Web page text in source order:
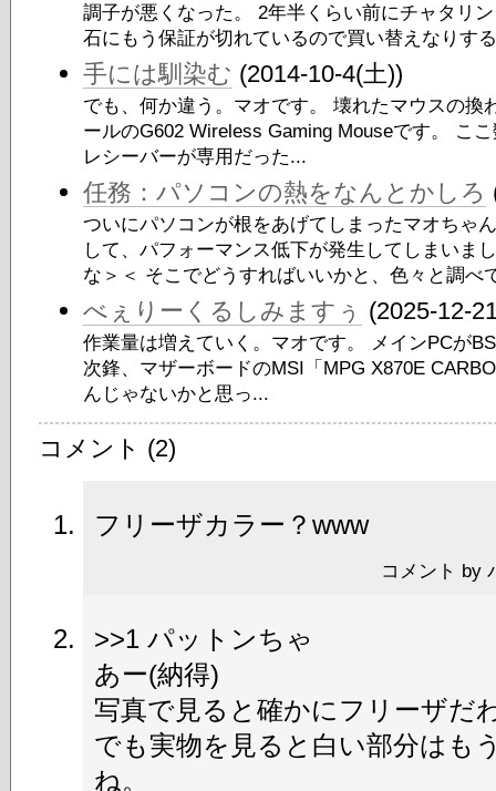
調子が悪くなった。 2年半くらい前にチャタリ
石にもう保証が切れているので買い替えなりす
手には馴染む (2014-10-4(土))
でも、何か違う。マオです。 壊れたマウスの換
ールのG602 Wireless Gaming Mouseです。 こ
レシーバーが専用だった...
任務：パソコンの熱をなんとかしろ
ついにパソコンが根をあげてしまったマオちゃ
して、パフォーマンス低下が発生してしまいま
な＞＜ そこでどうすればいいかと、色々と調べ
べぇりーくるしみますぅ (2025-12-
作業量は増えていく。マオです。 メインPCが
次鋒、マザーボードのMSI「MPG X870E
んじゃないかと思っ...
コメント (2)
フリーザカラー？www
コメント by
>>1 パットンちゃ
あー(納得)
写真で見ると確かにフリーザだ
でも実物を見ると白い部分はも
ね。